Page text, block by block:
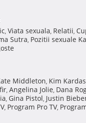
, Viata sexuala, Relatii,
Sutra, Pozitii sexuale
Middleton, Kim
, Angelina Jolie, Dana
, Gina Pistol, Justin
, Program Pro TV,